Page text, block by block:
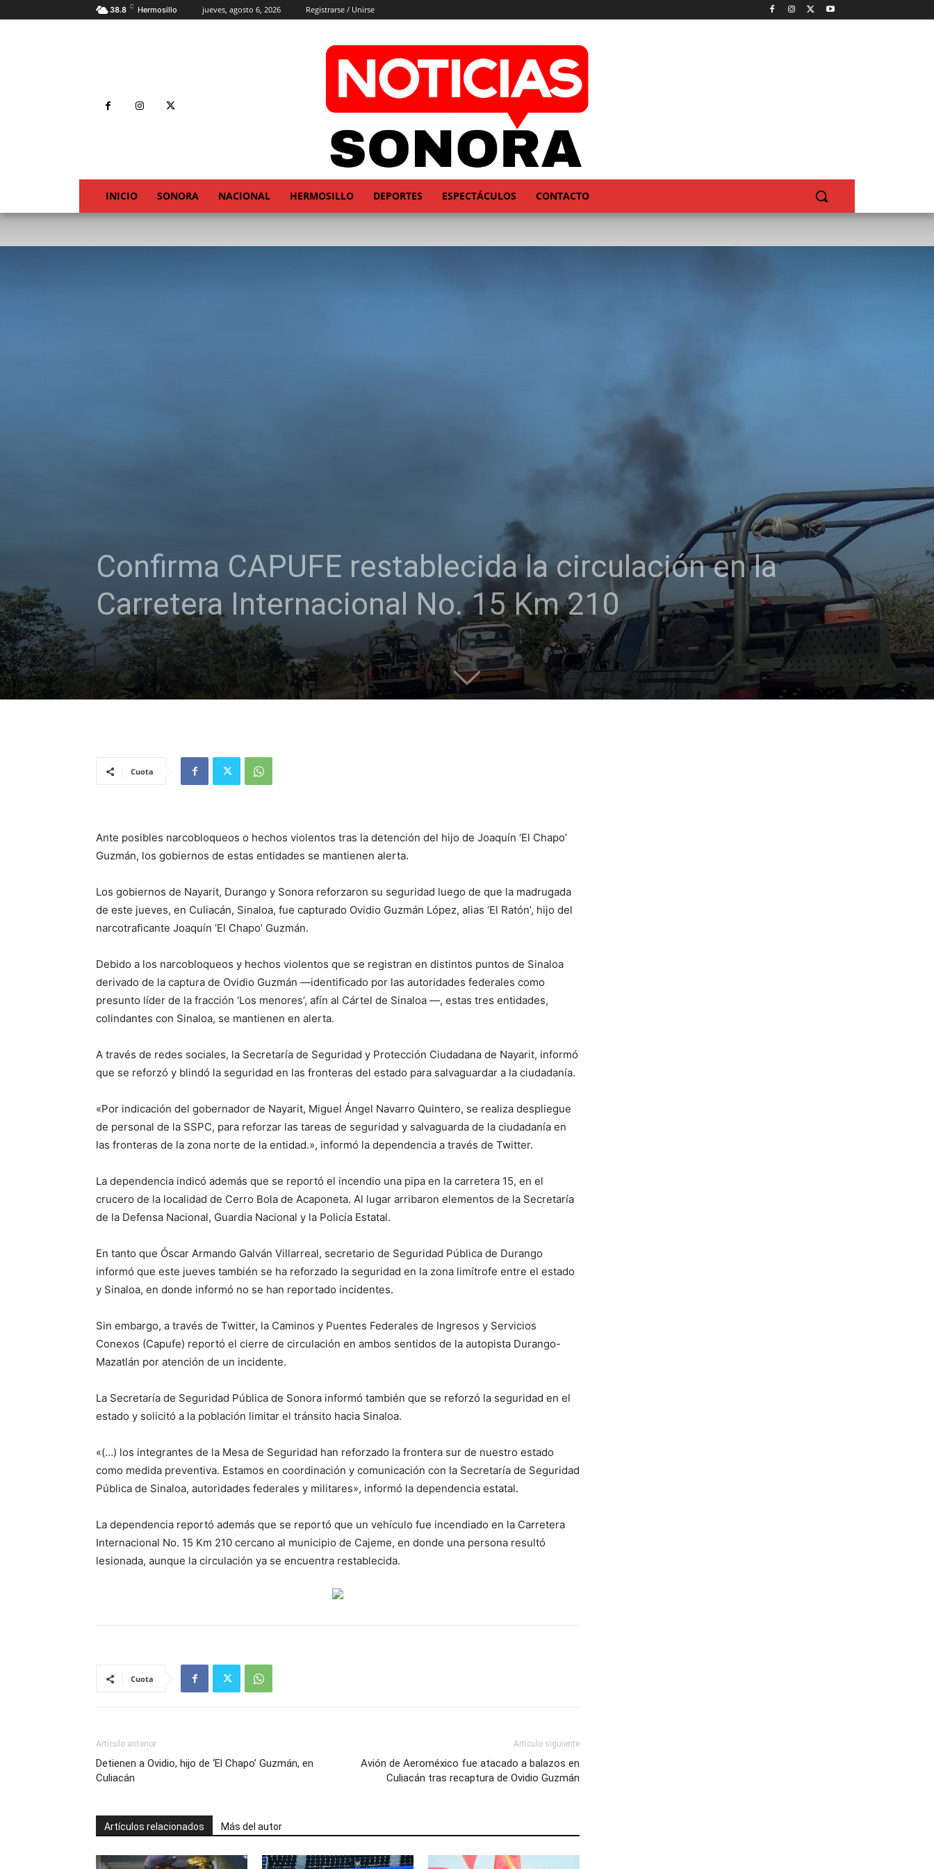
38.8 C Hermosillo jueves, agosto 6, 2026 Registrarse / Unirse
INICIO SONORA NACIONAL HERMOSILLO DEPORTES ESPECTÁCULOS CONTACTO
Confirma CAPUFE restablecida la circulación en la
Carretera Internacional No. 15 Km 210
Cuota
Ante posibles narcobloqueos o hechos violentos tras la detención del hijo de Joaquín ‘El Chapo’
Guzmán, los gobiernos de estas entidades se mantienen alerta.
Los gobiernos de Nayarit, Durango y Sonora reforzaron su seguridad luego de que la madrugada
de este jueves, en Culiacán, Sinaloa, fue capturado Ovidio Guzmán López, alias ‘El Ratón’, hijo del
narcotraficante Joaquín ‘El Chapo’ Guzmán.
Debido a los narcobloqueos y hechos violentos que se registran en distintos puntos de Sinaloa
derivado de la captura de Ovidio Guzmán —identificado por las autoridades federales como
presunto líder de la fracción ‘Los menores’, afín al Cártel de Sinaloa —, estas tres entidades,
colindantes con Sinaloa, se mantienen en alerta.
A través de redes sociales, la Secretaría de Seguridad y Protección Ciudadana de Nayarit, informó
que se reforzó y blindó la seguridad en las fronteras del estado para salvaguardar a la ciudadanía.
«Por indicación del gobernador de Nayarit, Miguel Ángel Navarro Quintero, se realiza despliegue
de personal de la SSPC, para reforzar las tareas de seguridad y salvaguarda de la ciudadanía en
las fronteras de la zona norte de la entidad.», informó la dependencia a través de Twitter.
La dependencia indicó además que se reportó el incendio una pipa en la carretera 15, en el
crucero de la localidad de Cerro Bola de Acaponeta. Al lugar arribaron elementos de la Secretaría
de la Defensa Nacional, Guardia Nacional y la Policía Estatal.
En tanto que Óscar Armando Galván Villarreal, secretario de Seguridad Pública de Durango
informó que este jueves también se ha reforzado la seguridad en la zona limítrofe entre el estado
y Sinaloa, en donde informó no se han reportado incidentes.
Sin embargo, a través de Twitter, la Caminos y Puentes Federales de Ingresos y Servicios
Conexos (Capufe) reportó el cierre de circulación en ambos sentidos de la autopista Durango-
Mazatlán por atención de un incidente.
La Secretaría de Seguridad Pública de Sonora informó también que se reforzó la seguridad en el
estado y solicitó a la población limitar el tránsito hacia Sinaloa.
«(…) los integrantes de la Mesa de Seguridad han reforzado la frontera sur de nuestro estado
como medida preventiva. Estamos en coordinación y comunicación con la Secretaría de Seguridad
Pública de Sinaloa, autoridades federales y militares», informó la dependencia estatal.
La dependencia reportó además que se reportó que un vehículo fue incendiado en la Carretera
Internacional No. 15 Km 210 cercano al municipio de Cajeme, en donde una persona resultó
lesionada, aunque la circulación ya se encuentra restablecida.
Cuota
Artículo anterior
Detienen a Ovidio, hijo de ‘El Chapo’ Guzmán, en
Culiacán
Artículo siguiente
Avión de Aeroméxico fue atacado a balazos en
Culiacán tras recaptura de Ovidio Guzmán
Artículos relacionados Más del autor